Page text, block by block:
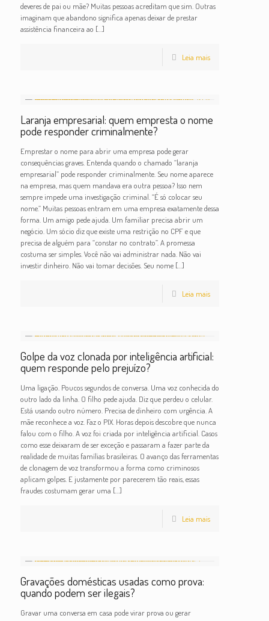
deveres de pai ou mãe? Muitas pessoas acreditam que sim. Outras
imaginam que abandono significa apenas deixar de prestar
assistência financeira ao […]
Leia mais
Laranja empresarial: quem empresta o nome
pode responder criminalmente?
Emprestar o nome para abrir uma empresa pode gerar
consequências graves. Entenda quando o chamado “laranja
empresarial” pode responder criminalmente. Seu nome aparece
na empresa, mas quem mandava era outra pessoa? Isso nem
sempre impede uma investigação criminal. “É só colocar seu
nome.” Muitas pessoas entram em uma empresa exatamente dessa
forma. Um amigo pede ajuda. Um familiar precisa abrir um
negócio. Um sócio diz que existe uma restrição no CPF e que
precisa de alguém para “constar no contrato”. A promessa
costuma ser simples. Você não vai administrar nada. Não vai
investir dinheiro. Não vai tomar decisões. Seu nome[…]
Leia mais
Golpe da voz clonada por inteligência artificial:
quem responde pelo prejuízo?
Uma ligação. Poucos segundos de conversa. Uma voz conhecida do
outro lado da linha. O filho pede ajuda. Diz que perdeu o celular.
Está usando outro número. Precisa de dinheiro com urgência. A
mãe reconhece a voz. Faz o PIX. Horas depois descobre que nunca
falou com o filho. A voz foi criada por inteligência artificial. Casos
como esse deixaram de ser exceção e passaram a fazer parte da
realidade de muitas famílias brasileiras. O avanço das ferramentas
de clonagem de voz transformou a forma como criminosos
aplicam golpes. E justamente por parecerem tão reais, essas
fraudes costumam gerar uma […]
Leia mais
Gravações domésticas usadas como prova:
quando podem ser ilegais?
Gravar uma conversa em casa pode virar prova ou gerar